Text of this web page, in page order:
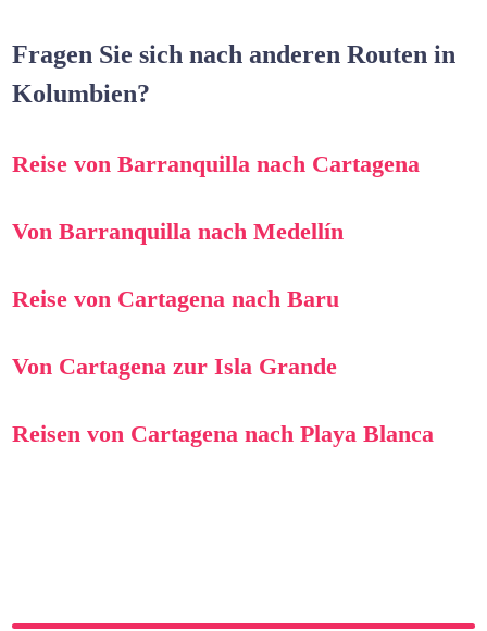
Fragen Sie sich nach anderen Routen in
Kolumbien?
Reise von Barranquilla nach Cartagena
Von Barranquilla nach Medellín
Reise von Cartagena nach Baru
Von Cartagena zur Isla Grande
Reisen von Cartagena nach Playa Blanca